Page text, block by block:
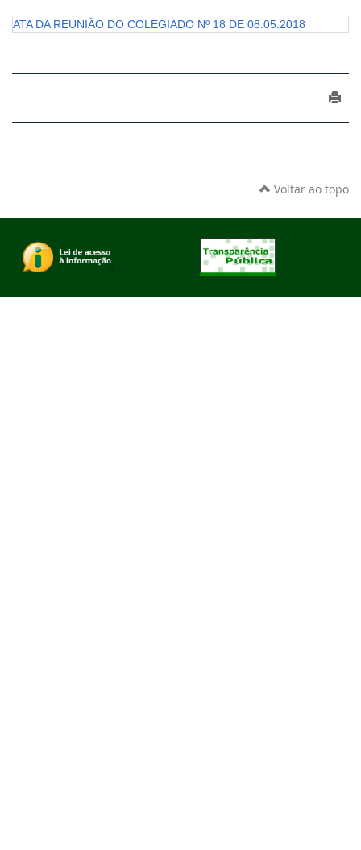
ATA DA REUNIÃO DO COLEGIADO Nº 18 DE 08.05.2018
Voltar ao topo